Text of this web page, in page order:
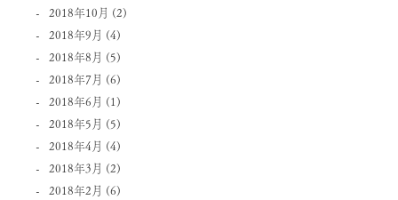
2018年10月 (2)
2018年9月 (4)
2018年8月 (5)
2018年7月 (6)
2018年6月 (1)
2018年5月 (5)
2018年4月 (4)
2018年3月 (2)
2018年2月 (6)